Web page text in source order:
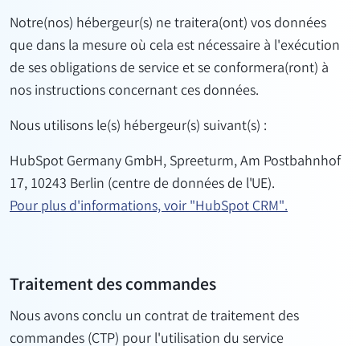
Notre(nos) hébergeur(s) ne traitera(ont) vos données
que dans la mesure où cela est nécessaire à l'exécution
de ses obligations de service et se conformera(ront) à
nos instructions concernant ces données.
Nous utilisons le(s) hébergeur(s) suivant(s) :
HubSpot Germany GmbH, Spreeturm, Am Postbahnhof
17, 10243 Berlin (centre de données de l'UE).
Pour plus d'informations, voir "HubSpot CRM".
Traitement des commandes
Nous avons conclu un contrat de traitement des
commandes (CTP) pour l'utilisation du service